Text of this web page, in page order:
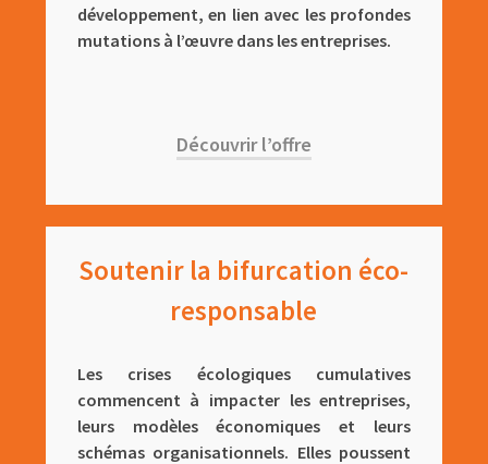
développement, en lien avec les profondes
mutations à l’œuvre dans les entreprises.
Découvrir l’offre
Soutenir la bifurcation éco-
responsable
Les crises écologiques cumulatives
commencent à impacter les entreprises,
leurs modèles économiques et leurs
schémas organisationnels. Elles poussent